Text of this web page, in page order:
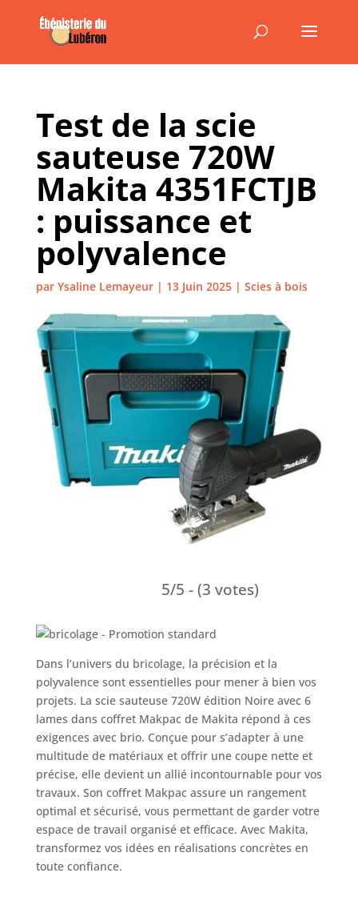
Test de la scie
sauteuse 720W
Makita 4351FCTJB
: puissance et
polyvalence
par Ysaline Lemayeur| 13 Juin 2025| Scies à bois
5/5 - (3 votes)
Dans l’univers du bricolage, la précision et la
polyvalence sont essentielles pour mener à bien vos
projets. La scie sauteuse 720W édition Noire avec 6
lames dans coffret Makpac de Makita répond à ces
exigences avec brio. Conçue pour s’adapter à une
multitude de matériaux et offrir une coupe nette et
précise, elle devient un allié incontournable pour vos
travaux. Son coffret Makpac assure un rangement
optimal et sécurisé, vous permettant de garder votre
espace de travail organisé et efficace. Avec Makita,
transformez vos idées en réalisations concrètes en
toute confiance.